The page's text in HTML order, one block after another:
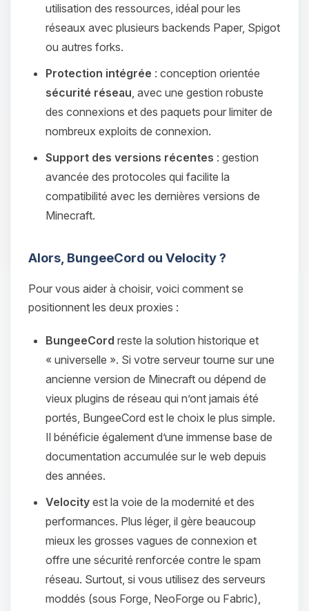
utilisation des ressources, idéal pour les
réseaux avec plusieurs backends Paper, Spigot
ou autres forks.
Protection intégrée : conception orientée
sécurité réseau, avec une gestion robuste
des connexions et des paquets pour limiter de
nombreux exploits de connexion.
Support des versions récentes : gestion
avancée des protocoles qui facilite la
compatibilité avec les dernières versions de
Minecraft.
Alors, BungeeCord ou Velocity ?
Pour vous aider à choisir, voici comment se
positionnent les deux proxies :
BungeeCord reste la solution historique et
« universelle ». Si votre serveur tourne sur une
ancienne version de Minecraft ou dépend de
vieux plugins de réseau qui n’ont jamais été
portés, BungeeCord est le choix le plus simple.
Il bénéficie également d’une immense base de
documentation accumulée sur le web depuis
des années.
Velocity est la voie de la modernité et des
performances. Plus léger, il gère beaucoup
mieux les grosses vagues de connexion et
offre une sécurité renforcée contre le spam
réseau. Surtout, si vous utilisez des serveurs
moddés (sous Forge, NeoForge ou Fabric),